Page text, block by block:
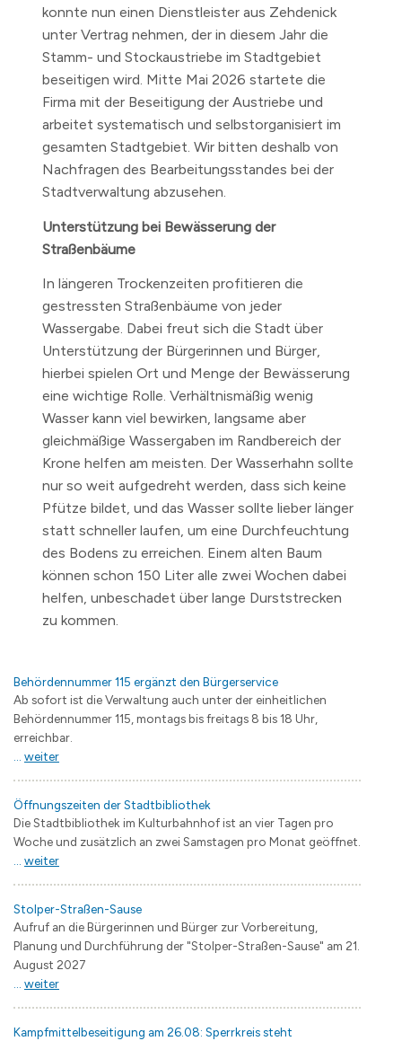
konnte nun einen Dienstleister aus Zehdenick
unter Vertrag nehmen, der in diesem Jahr die
Stamm- und Stockaustriebe im Stadtgebiet
beseitigen wird. Mitte Mai 2026 startete die
Firma mit der Beseitigung der Austriebe und
arbeitet systematisch und selbstorganisiert im
gesamten Stadtgebiet. Wir bitten deshalb von
Nachfragen des Bearbeitungsstandes bei der
Stadtverwaltung abzusehen.
Unterstützung bei Bewässerung der
Straßenbäume
In längeren Trockenzeiten profitieren die
gestressten Straßenbäume von jeder
Wassergabe. Dabei freut sich die Stadt über
Unterstützung der Bürgerinnen und Bürger,
hierbei spielen Ort und Menge der Bewässerung
eine wichtige Rolle. Verhältnismäßig wenig
Wasser kann viel bewirken, langsame aber
gleichmäßige Wassergaben im Randbereich der
Krone helfen am meisten. Der Wasserhahn sollte
nur so weit aufgedreht werden, dass sich keine
Pfütze bildet, und das Wasser sollte lieber länger
statt schneller laufen, um eine Durchfeuchtung
des Bodens zu erreichen. Einem alten Baum
können schon 150 Liter alle zwei Wochen dabei
helfen, unbeschadet über lange Durststrecken
zu kommen.
Behördennummer 115 ergänzt den Bürgerservice
Ab sofort ist die Verwaltung auch unter der einheitlichen
Behördennummer 115, montags bis freitags 8 bis 18 Uhr,
erreichbar.
weiter
Öffnungszeiten der Stadtbibliothek
Die Stadtbibliothek im Kulturbahnhof ist an vier Tagen pro
Woche und zusätzlich an zwei Samstagen pro Monat geöffnet.
weiter
Stolper-Straßen-Sause
Aufruf an die Bürgerinnen und Bürger zur Vorbereitung,
Planung und Durchführung der "Stolper-Straßen-Sause" am 21.
August 2027
weiter
Kampfmittelbeseitigung am 26.08: Sperrkreis steht